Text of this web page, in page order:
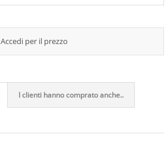
Accedi per il prezzo
I clienti hanno comprato anche..